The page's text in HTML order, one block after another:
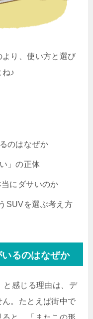
より、使い方と選び
♪
のはなぜか
」の正体
にダサいのか
SUVを選ぶ考え方
るのはなぜか
と感じる理由は、デ
。たとえば街中で